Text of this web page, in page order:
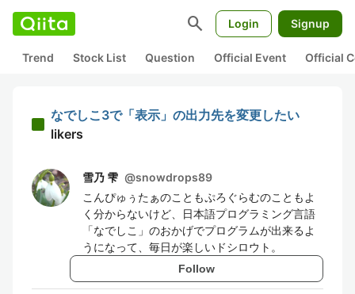
search Login Signup
Trend Stock List Question Official Event Official
なでしこ3で「表示」の出力先を変更したい
likers
雪乃 雫 @snowdrops89
こんぴゅぅたぁのこともぷろぐらむのこともよ
く分からないけど、日本語プログラミング言語
「なでしこ」のおかげでプログラムが出来るよ
うになって、毎日が楽しいドシロウト。
Follow